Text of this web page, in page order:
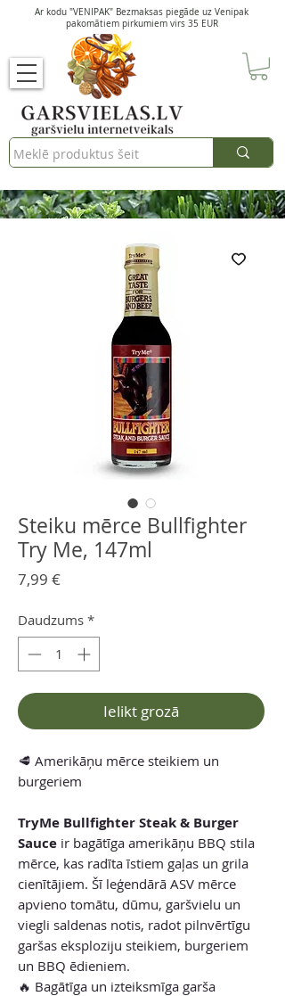
Ar kodu "VENIPAK" Bezmaksas piegāde uz Venipak
pakomātiem pirkumiem virs 35 EUR
Steiku mērce Bullfighter
Try Me, 147ml
7,99 €Cena
Daudzums *
Ielikt grozā
🥩 Amerikāņu mērce steikiem un
burgeriem
TryMe Bullfighter Steak & Burger
Sauce ir bagātīga amerikāņu BBQ stila
mērce, kas radīta īstiem gaļas un grila
cienītājiem. Šī leģendārā ASV mērce
apvieno tomātu, dūmu, garšvielu un
viegli saldenas notis, radot pilnvērtīgu
garšas eksploziju steikiem, burgeriem
un BBQ ēdieniem.
🔥 Bagātīga un izteiksmīga garša